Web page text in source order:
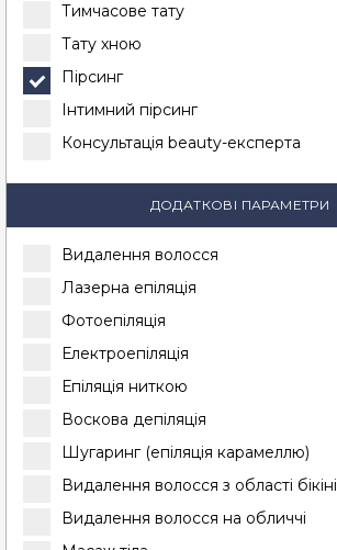
Тимчасове тату
Тату хною
Пірсинг
Інтимний пірсинг
Консультація beauty-експерта
ДОДАТКОВІ ПАРАМЕТРИ
Видалення волосся
Лазерна епіляція
Фотоепіляція
Електроепіляція
Епіляція ниткою
Воскова депіляція
Шугаринг (епіляція карамеллю)
Видалення волосся з області бікіні
Видалення волосся на обличчі